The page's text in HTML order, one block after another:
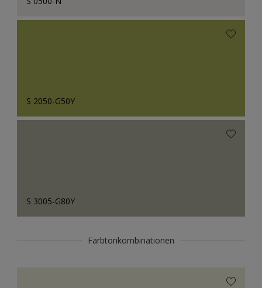
S 2050-G50Y
S 3005-G80Y
Farbtonkombinationen